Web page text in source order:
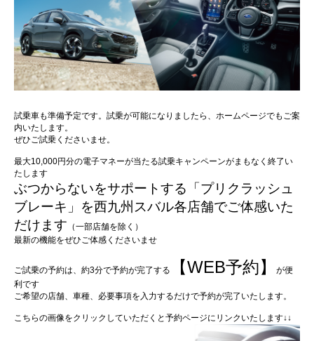
試乗車も準備予定です。試乗が可能になりましたら、ホームページでもご案
内いたします。
ぜひご試乗くださいませ。
最大10,000円分の電子マネーが当たる試乗キャンペーンがまもなく終了い
たします
ぶつからないをサポートする「プリクラッシュ
ブレーキ」を西九州スバル各店舗でご体感いた
だけます （一部店舗を除く）
最新の機能をぜひご体感くださいませ
ご試乗の予約は、約3分で予約が完了する 【WEB予約】
が便
利です
ご希望の店舗、車種、必要事項を入力するだけで予約が完了いたします。
こちらの画像をクリックしていただくと予約ページにリンクいたします↓↓